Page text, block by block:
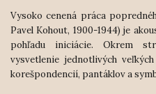
Vysoko cenená práca
Pavel Kohout, 1900-1944) je
pohľadu iniciácie. Okrem
vysvetlenie jednotlivých
korešpondencií, pantáklov a